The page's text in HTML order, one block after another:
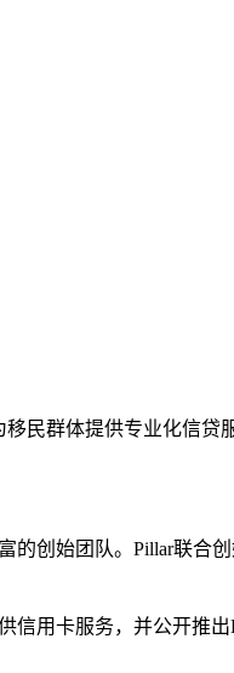
民群体提供专业化信贷
创始团队。Pillar联合
用卡服务，并公开推